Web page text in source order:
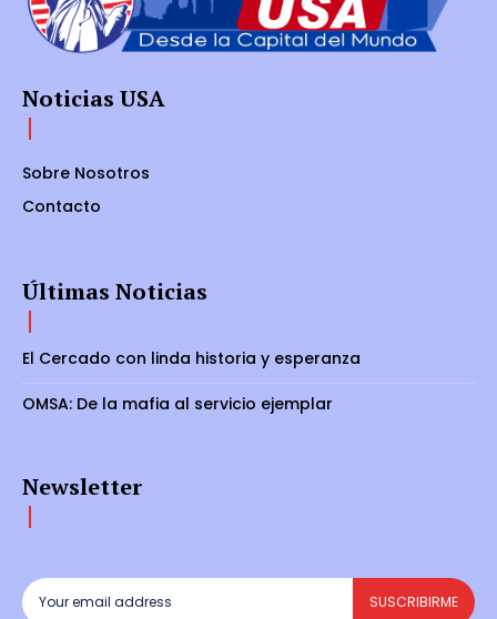
Noticias USA
Sobre Nosotros
Contacto
Últimas Noticias
El Cercado con linda historia y esperanza
OMSA: De la mafia al servicio ejemplar
Newsletter
SUSCRIBIRME